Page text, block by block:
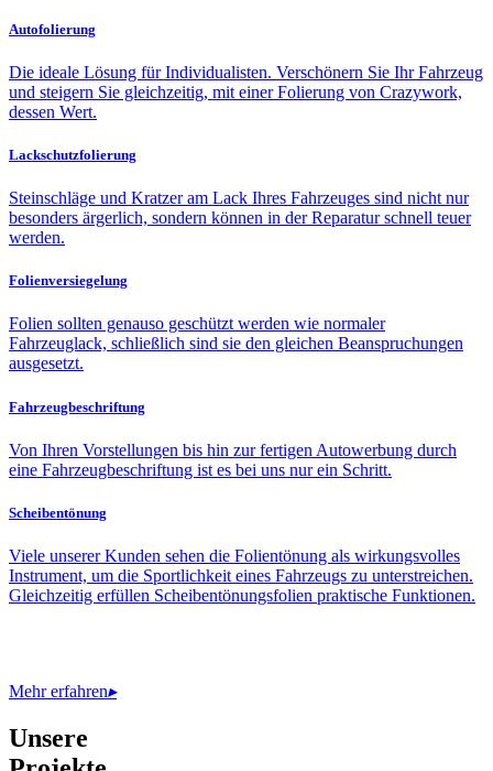
Autofolierung
Die ideale Lösung für Individualisten. Verschönern Sie Ihr Fahrzeug
und steigern Sie gleichzeitig, mit einer Folierung von Crazywork,
dessen Wert.
Lackschutzfolierung
Steinschläge und Kratzer am Lack Ihres Fahrzeuges sind nicht nur
besonders ärgerlich, sondern können in der Reparatur schnell teuer
werden.
Folienversiegelung
Folien sollten genauso geschützt werden wie normaler
Fahrzeuglack, schließlich sind sie den gleichen Beanspruchungen
ausgesetzt.
Fahrzeugbeschriftung
Von Ihren Vorstellungen bis hin zur fertigen Autowerbung durch
eine Fahrzeugbeschriftung ist es bei uns nur ein Schritt.
Scheibentönung
Viele unserer Kunden sehen die Folientönung als wirkungsvolles
Instrument, um die Sportlichkeit eines Fahrzeugs zu unterstreichen.
Gleichzeitig erfüllen Scheibentönungsfolien praktische Funktionen.
Mehr erfahren▸
Unsere